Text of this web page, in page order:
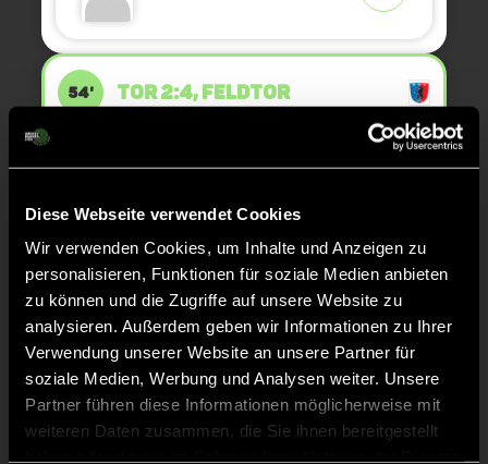
Diese Webseite verwendet Cookies
Wir verwenden Cookies, um Inhalte und Anzeigen zu
personalisieren, Funktionen für soziale Medien anbieten
zu können und die Zugriffe auf unsere Website zu
analysieren. Außerdem geben wir Informationen zu Ihrer
Verwendung unserer Website an unsere Partner für
soziale Medien, Werbung und Analysen weiter. Unsere
Partner führen diese Informationen möglicherweise mit
weiteren Daten zusammen, die Sie ihnen bereitgestellt
54' TOR 2:4, FELDTOR
PhilineDrumm
53' GRÜNE KARTE
Johanna
Seelmaecker